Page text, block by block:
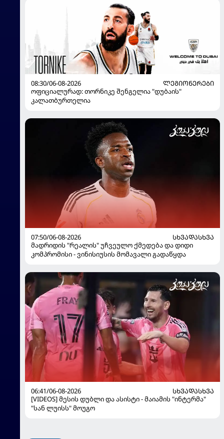
08:30/06-08-2026
ᲚᲔᲒᲘᲝᲜᲔᲠᲔᲑᲘ
ოფიციალურად: თორნიკე შენგელია "დუბაის"
კალათბურთელია
07:50/06-08-2026
ᲡᲮᲕᲐᲓᲐᲡᲮᲕᲐ
მადრიდის "რეალის" უჩვეულო ქმედება და დიდი
კომპრომისი - ვინისიუსის მომავალი გადაწყდა
06:41/06-08-2026
ᲡᲮᲕᲐᲓᲐᲡᲮᲕᲐ
[VIDEOS] მესის დუბლი და ასისტი - მაიამის "ინტერმა"
"სან ლუისს" მოუგო